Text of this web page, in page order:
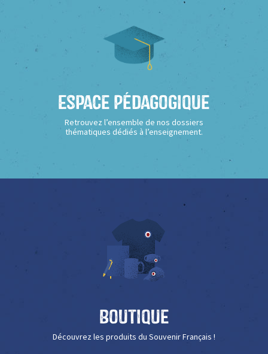
Espace Pédagogique
Retrouvez l’ensemble de nos dossiers
thématiques dédiés à l’enseignement.
Boutique
Découvrez les produits du Souvenir Français !